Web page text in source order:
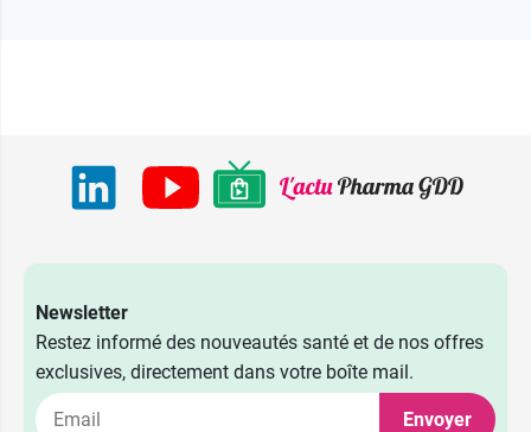
Newsletter
Restez informé des nouveautés santé et de nos offres
exclusives, directement dans votre boîte mail.
Envoyer